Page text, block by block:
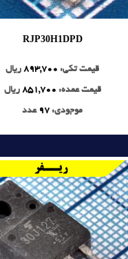
RJP30H1DPD
قیمت تکی: 893,700 ریال
قیمت عمده: 851,700 ریال
موجودی: 97 عدد